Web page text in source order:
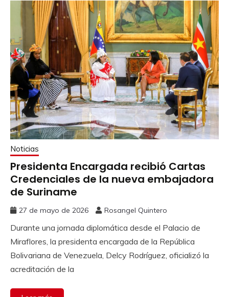
Noticias
Presidenta Encargada recibió Cartas
Credenciales de la nueva embajadora
de Suriname
27 de mayo de 2026 Rosangel Quintero
Durante una jornada diplomática desde el Palacio de
Miraflores, la presidenta encargada de la República
Bolivariana de Venezuela, Delcy Rodríguez, oficializó la
acreditación de la